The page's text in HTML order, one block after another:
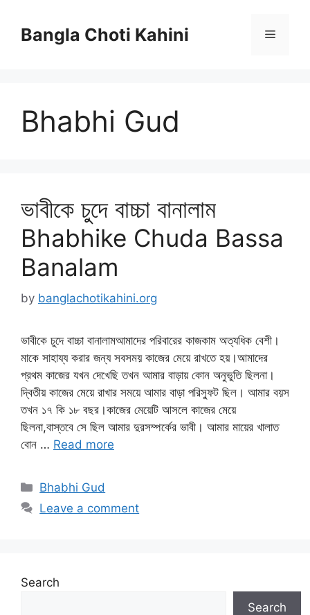
contentBangla Choti Kahini Menu
Bhabhi Gud
ভাবীকে চুদে বাচ্চা বানালাম
Bhabhike Chuda Bassa
Banalam
by banglachotikahini.org
ভাবীকে চুদে বাচ্চা বানালামআমাদের পরিবারের কাজকাম অত্যধিক বেশী।
মাকে সাহায্য করার জন্য সবসময় কাজের মেয়ে রাখতে হয়।আমাদের
প্রথম কাজের যখন দেখেছি তখন আমার বাড়ায় কোন অনুভুতি ছিলনা।
দ্বিতীয় কাজের মেয়ে রাখার সময়ে আমার বাড়া পরিস্ফুট ছিল। আমার বয়স
তখন ১৭ কি ১৮ বছর।কাজের মেয়েটি আসলে কাজের মেয়ে
ছিলনা,বাস্তবে সে ছিল আমার দুরসম্পর্কের ভাবী। আমার মায়ের খালাত
বোন … Read more
Categories
Bhabhi Gud
Leave a comment
Search
Search